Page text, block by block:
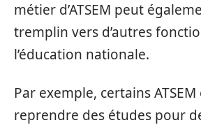
métier d’ATSEM peut
tremplin vers d’autres
l’éducation nationale.
Par exemple, certains
reprendre des études pour